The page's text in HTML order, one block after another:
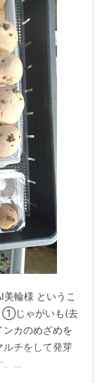
輪様 というこ
①じゃがいも(去
カのめざめを
チをして発芽